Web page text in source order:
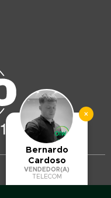
×
Bernardo
Cardoso
VENDEDOR(A)
TELECOM